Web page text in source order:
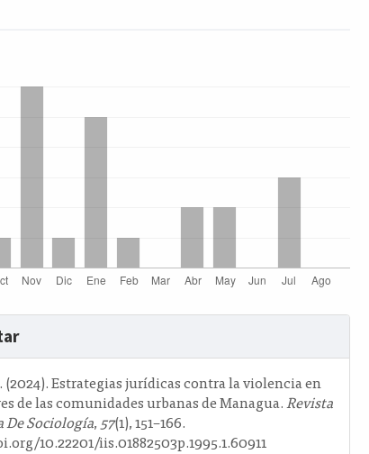
(2024). Estrategias jurídicas contra la violencia en
de las comunidades urbanas de Managua.Revista
De Sociología, 57(1), 151–166.
10.22201/iis.01882503p.1995.1.60911